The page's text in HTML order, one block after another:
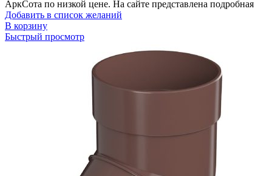
АркСота по низкой цене. На сайте представлена подробная
Добавить в список желаний
В корзину
Быстрый просмотр